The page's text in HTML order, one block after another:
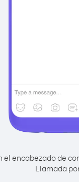
el encabezado de
Llamada